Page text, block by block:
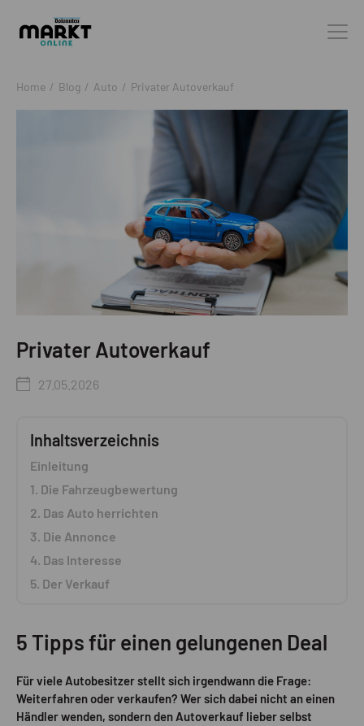
Home / Blog / Auto / Privater Autoverkauf
Privater Autoverkauf
27.05.2026
Inhaltsverzeichnis
Einleitung
1. Die Fahrzeugbewertung
2. Das Auto herrichten
3. Die Annonce
4. Das Interesse
5. Der Verkauf
5 Tipps für einen gelungenen Deal
Für viele Autobesitzer stellt sich irgendwann die Frage:
Weiterfahren oder verkaufen? Wer sich dabei nicht an einen
Händler wenden, sondern den Autoverkauf lieber selbst